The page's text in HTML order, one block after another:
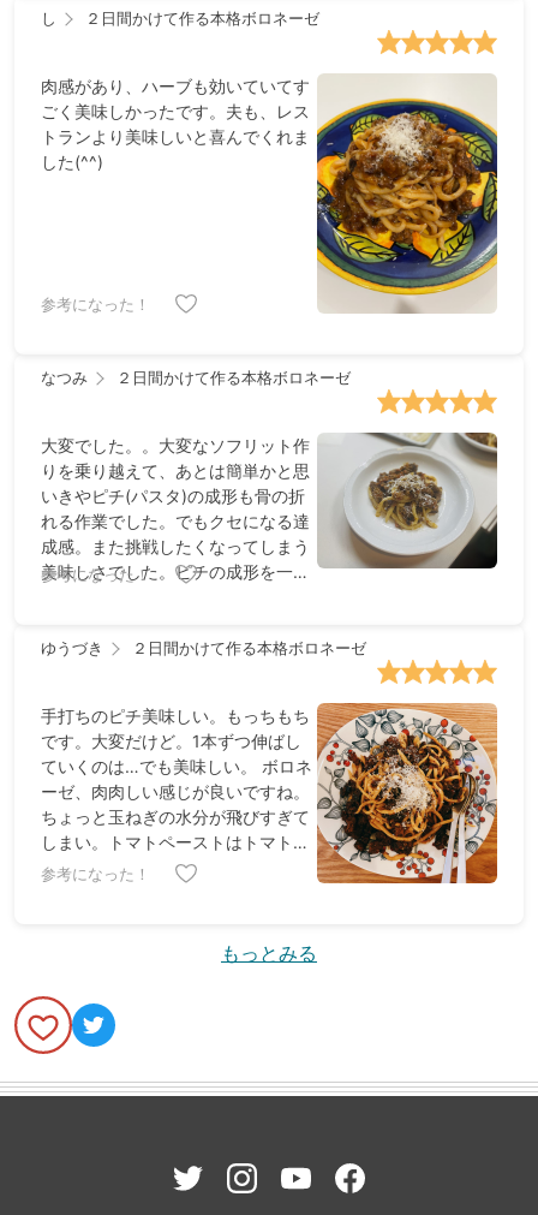
のお店で食べた関口シェフのボロネ
す。 冷凍できるのも助かります。
し ２日間かけて作る本格ボロネーゼ
肉感があり、ハーブも効いていてす
ごく美味しかったです。夫も、レス
トランより美味しいと喜んでくれま
した(^^)
参考になった！
なつみ ２日間かけて作る本格ボロネーゼ
大変でした。。大変なソフリット作
りを乗り越えて、あとは簡単かと思
いきやピチ(パスタ)の成形も骨の折
れる作業でした。でもクセになる達
成感。また挑戦したくなってしまう
美味しさでした。ピチの成形を一人
おすすめします！
参考になった！
ゆうづき ２日間かけて作る本格ボロネーゼ
手打ちのピチ美味しい。もっちもち
です。大変だけど。1本ずつ伸ばし
ていくのは…でも美味しい。 ボロネ
ーゼ、肉肉しい感じが良いですね。
ちょっと玉ねぎの水分が飛びすぎて
しまい。トマトペーストはトマト缶
よりも味が凝縮していて使いやすい
参考になった！
もっとみる